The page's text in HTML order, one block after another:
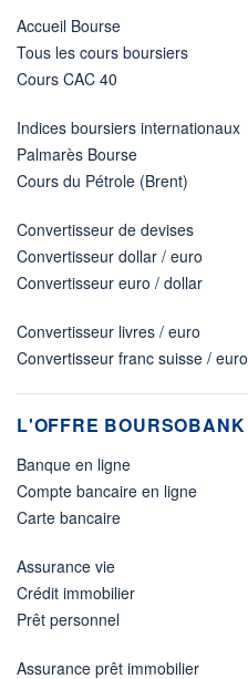
Accueil Bourse
Tous les cours boursiers
Cours CAC 40
Indices boursiers internationaux
Palmarès Bourse
Cours du Pétrole (Brent)
Convertisseur de devises
Convertisseur dollar / euro
Convertisseur euro / dollar
Convertisseur livres / euro
Convertisseur franc suisse / euro
L'OFFRE BOURSOBANK
Banque en ligne
Compte bancaire en ligne
Carte bancaire
Assurance vie
Crédit immobilier
Prêt personnel
Assurance prêt immobilier